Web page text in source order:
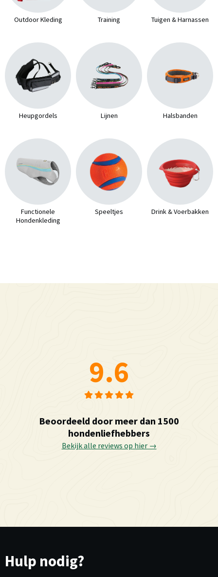
Outdoor Kleding Training Tuigen & Harnassen
Heupgordels Lijnen Halsbanden
Functionele
Hondenkleding
Speeltjes Drink & Voerbakken
9.6
Beoordeeld door meer dan 1500
hondenliefhebbers
Bekijk alle reviews op hier →
Hulp nodig?